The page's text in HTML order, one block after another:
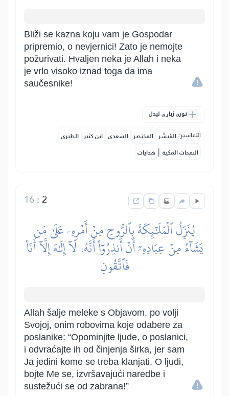
Bliži se kazna koju vam je Gospodar
pripremio, o nevjernici! Zato je nemojte
požurivati. Hvaljen neka je Allah i neka
je vrlo visoko iznad toga da ima
saučesnike!
نورې ژباړې لیدل
التفاسير: المُيسَّر المختصر السعدي ابن كثير الطبري
النفحات المكية | هدايات
2
:
16
يُنَزِّلُ ٱلۡمَلَٰٓئِكَةَ بِٱلرُّوحِ مِنۡ أَمۡرِهِۦ عَلَىٰ مَن
يَشَآءُ مِنۡ عِبَادِهِۦٓ أَنۡ أَنذِرُوٓاْ أَنَّهُۥ لَآ إِلَٰهَ إِلَّآ أَنَا۠
فَٱتَّقُونِ
Allah šalje meleke s Objavom, po volji
Svojoj, onim robovima koje odabere za
poslanike: “Opominjite ljude, o poslanici,
i odvraćajte ih od činjenja širka, jer sam
Ja jedini kome se treba klanjati. O ljudi,
bojte Me se, izvršavajući naredbe i
sustežući se od zabrana!”